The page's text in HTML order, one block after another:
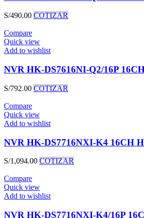
S/490.00 COTIZAR
Compare
Quick view
Add to wishlist
NVR HK-DS7616NI-Q2/16P
S/792.00 COTIZAR
Compare
Quick view
Add to wishlist
NVR HK-DS7716NXI-K4 16CH
S/1,094.00 COTIZAR
Compare
Quick view
Add to wishlist
NVR HK-DS7716NXI-K4/16P